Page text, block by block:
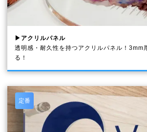
▶アクリルパネル
透明感・耐久性を持つアクリルパネル！3mm
る！
定番